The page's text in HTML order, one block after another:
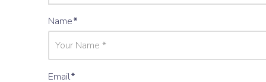
Name*
Email*